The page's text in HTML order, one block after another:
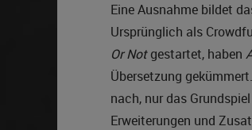
Eine Ausnahme bildet
Ursprünglich als
Or Notgestartet, haben
Übersetzung
nach, nur das
Erweiterungen und